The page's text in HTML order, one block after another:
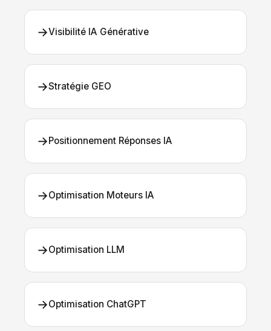
→Visibilité IA Générative
→Stratégie GEO
→Positionnement Réponses IA
→Optimisation Moteurs IA
→Optimisation LLM
→Optimisation ChatGPT